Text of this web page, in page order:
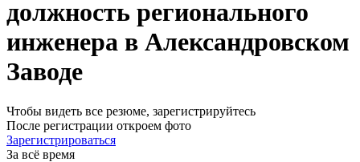
должность регионального
инженера в Александровском
Заводе
Чтобы видеть все резюме, зарегистрируйтесь
После регистрации откроем фото
Зарегистрироваться
За всё время